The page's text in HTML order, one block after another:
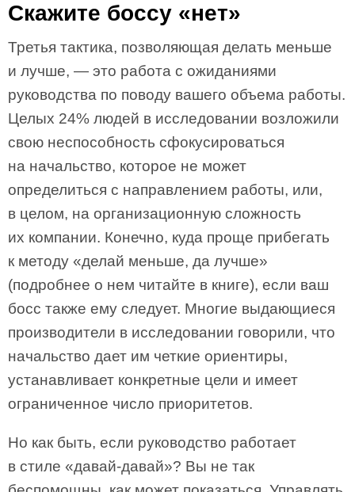
Скажите боссу «нет»
Третья тактика, позволяющая делать меньше
и лучше, — это работа с ожиданиями
руководства по поводу вашего объема работы.
Целых 24% людей в исследовании возложили
свою неспособность сфокусироваться
на начальство, которое не может
определиться с направлением работы, или,
в целом, на организационную сложность
их компании. Конечно, куда проще прибегать
к методу «делай меньше, да лучше»
(подробнее о нем читайте в книге), если ваш
босс также ему следует. Многие выдающиеся
производители в исследовании говорили, что
начальство дает им четкие ориентиры,
устанавливает конкретные цели и имеет
ограниченное число приоритетов.
Но как быть, если руководство работает
в стиле «давай-давай»? Вы не так